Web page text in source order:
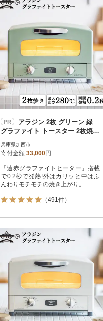
決済方法 解除
PayPay
クレジットカード決済
Amazon Pay
楽天ペイ
メルペイ
コンビニ支払い
ソフトバンクまとめて支払い
d払い
金融機関(Pay-easy決済)
PR
グラファイト トースター 2枚焼き
[No5698-0300]
兵庫県加西市
寄付金額 33,000円
「遠赤グラファイトヒーター」搭載
で0.2秒で発熱!外はカリッと中はふ
んわりモチモチの焼き上がり。
（491件）